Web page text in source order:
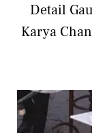
Detail
Karya